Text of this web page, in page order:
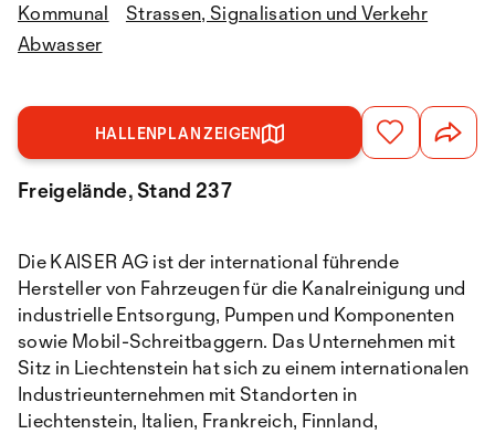
Kommunal
Strassen, Signalisation und Verkehr
Abwasser
HALLENPLAN ZEIGEN
Freigelände, Stand 237
Die KAISER AG ist der international führende
Hersteller von Fahrzeugen für die Kanalreinigung und
industrielle Entsorgung, Pumpen und Komponenten
sowie Mobil-Schreitbaggern. Das Unternehmen mit
Sitz in Liechtenstein hat sich zu einem internationalen
Industrieunternehmen mit Standorten in
Liechtenstein, Italien, Frankreich, Finnland,